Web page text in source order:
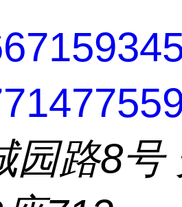
园路8号